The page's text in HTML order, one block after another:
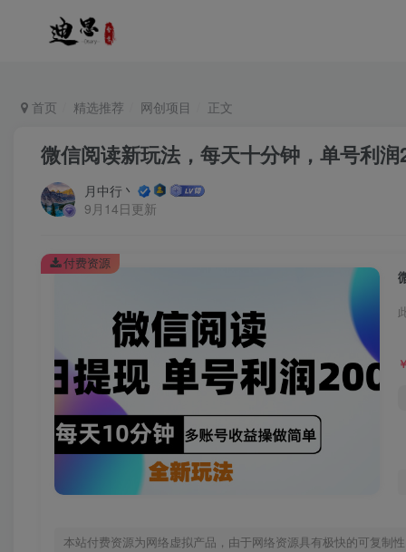
首页 精选推荐 网创项目 正文
微信阅读新玩法，每天十分钟，单号利
月中行丶
9月14日更新
本站付费资源为网络虚拟产品，由于网络资源具有极快的可复制
付费资源